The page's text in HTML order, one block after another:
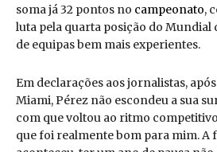
soma já 32 pontos no campeonato,
luta pela quarta posição do Mundial
de equipas bem mais experientes.
Em declarações aos jornalistas,
Miami, Pérez não escondeu a sua
com que voltou ao ritmo
que foi realmente bom para mim. A